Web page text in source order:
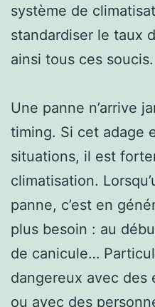
système de
standardiser le taux
ainsi tous ces soucis.
Une panne n’arrive
timing. Si cet adage
situations, il est
climatisation.
panne, c’est en
plus besoin : au
de canicule…
dangereux avec des
ou avec des